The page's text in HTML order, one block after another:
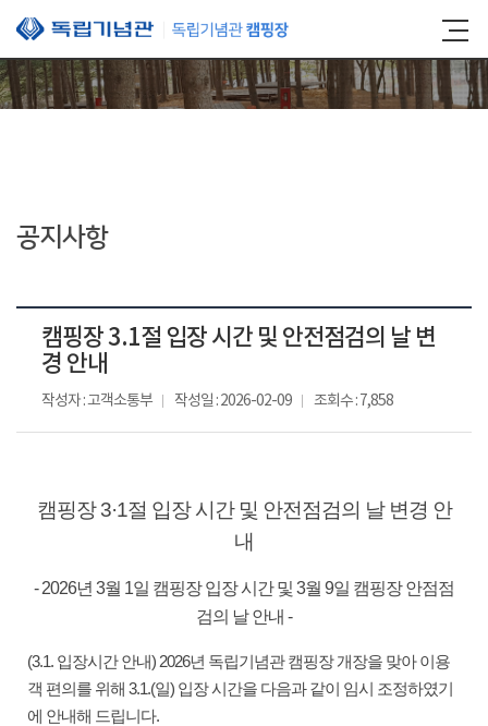
본문 바로가기
공지사항
캠핑장 3.1절 입장 시간 및 안전점검의 날 변
경 안내
작성자 : 고객소통부 작성일 : 2026-02-09 조회수 : 7,858
캠핑장 3·1절 입장 시간 및 안전점검의 날 변경 안
내
- 2026년 3월 1일 캠핑장 입장 시간 및 3월 9일 캠핑장 안점점
검의 날 안내 -
(3.1. 입장시간 안내) 2026년 독립기념관 캠핑장 개장을 맞아 이용
객 편의를 위해 3.1.(일) 입장 시간을 다음과 같이 임시 조정하였기
에 안내해 드립니다.